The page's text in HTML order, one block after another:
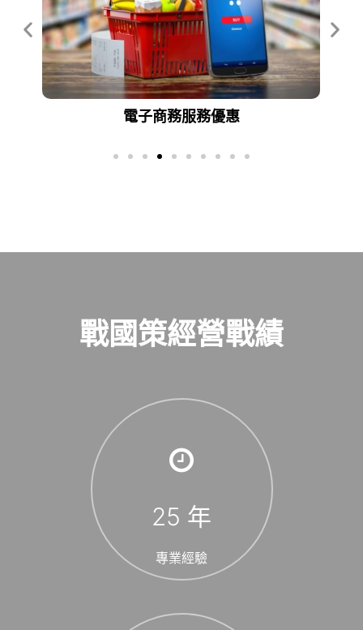
網址註冊服務優惠
戰國策經營戰績
25 年
專業經驗